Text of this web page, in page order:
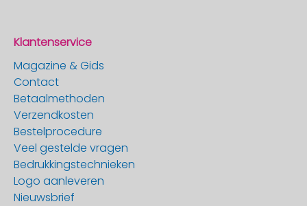
Klantenservice
Magazine & Gids
Contact
Betaalmethoden
Verzendkosten
Bestelprocedure
Veel gestelde vragen
Bedrukkingstechnieken
Logo aanleveren
Nieuwsbrief